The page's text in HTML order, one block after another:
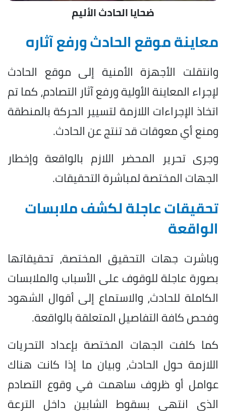
ضحايا الحادث الأليم
معاينة موقع الحادث ورفع آثاره
وانتقلت الأجهزة الأمنية إلى موقع الحادث
لإجراء المعاينة الأولية ورفع آثار التصادم، كما تم
اتخاذ الإجراءات اللازمة لتسيير الحركة بالمنطقة
ومنع أي معوقات قد تنتج عن الحادث.
وجرى تحرير المحضر اللازم بالواقعة وإخطار
الجهات المختصة لمباشرة التحقيقات.
تحقيقات عاجلة لكشف ملابسات
الواقعة
وباشرت جهات التحقيق المختصة، تحقيقاتها
بصورة عاجلة للوقوف على الأسباب والملابسات
الكاملة للحادث، والاستماع إلى أقوال الشهود
وفحص كافة التفاصيل المتعلقة بالواقعة.
كما كلفت الجهات المختصة بإعداد التحريات
اللازمة حول الحادث، وبيان ما إذا كانت هناك
عوامل أو ظروف ساهمت في وقوع التصادم
الذي انتهى بسقوط الشابين داخل الترعة